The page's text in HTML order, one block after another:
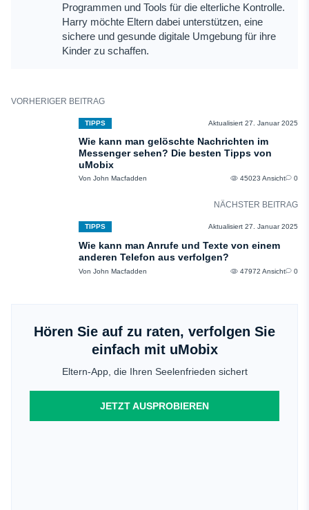
Programmen und Tools für die elterliche Kontrolle.
Harry möchte Eltern dabei unterstützen, eine
sichere und gesunde digitale Umgebung für ihre
Kinder zu schaffen.
VORHERIGER BEITRAG
TIPPS Aktualisiert 27. Januar 2025
Wie kann man gelöschte Nachrichten im
Messenger sehen? Die besten Tipps von
uMobix
Von John Macfadden 45023 Ansicht 0
NÄCHSTER BEITRAG
TIPPS Aktualisiert 27. Januar 2025
Wie kann man Anrufe und Texte von einem
anderen Telefon aus verfolgen?
Von John Macfadden 47972 Ansicht 0
Hören Sie auf zu raten, verfolgen Sie
einfach mit uMobix
Eltern-App, die Ihren Seelenfrieden sichert
JETZT AUSPROBIEREN